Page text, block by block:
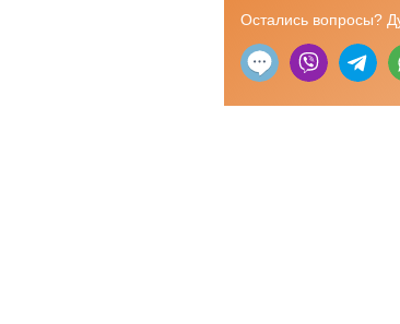
Остались вопросы?